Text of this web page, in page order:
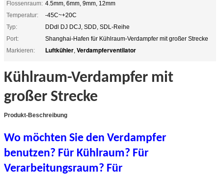
Flossenraum: 4.5mm, 6mm, 9mm, 12mm
Temperatur:
-45C~+20C
Typ:
DDdl DJ DCJ, SDD, SDL-Reihe
Port:
Shanghai-Hafen für Kühlraum-Verdampfer mit großer Strecke
Markieren:
Luftkühler, Verdampferventilator
Kühlraum-Verdampfer mit
großer Strecke
Produkt-Beschreibung
Wo möchten Sie den Verdampfer
benutzen? Für Kühlraum? Für
Verarbeitungsraum? Für